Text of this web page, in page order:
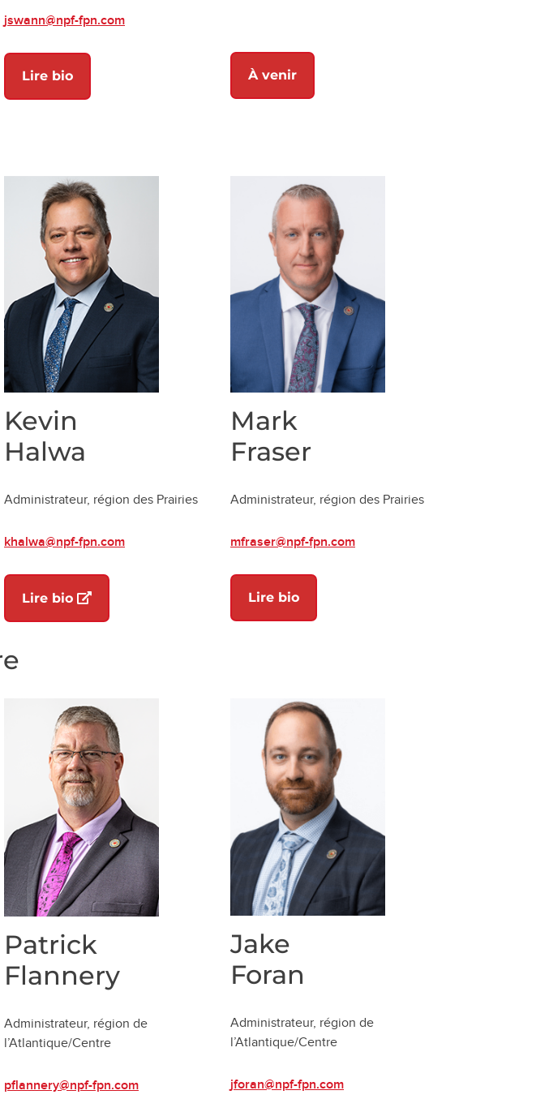
jswann@npf-fpn.com
Lire bio À venir
Kevin
Halwa
Administrateur, région des Prairies
khalwa@npf-fpn.com
Lire bio (ouvre dans un nouvel onglet)
Mark
Fraser
Administrateur, région des Prairies
mfraser@npf-fpn.com
Lire bio
Patrick
Flannery
Administrateur, région de
l’Atlantique/Centre
pflannery@npf-fpn.com
Jake
Foran
Administrateur, région de
l’Atlantique/Centre
jforan@npf-fpn.com